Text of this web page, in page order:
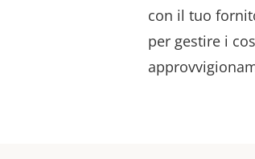
con il tuo
per gestire i